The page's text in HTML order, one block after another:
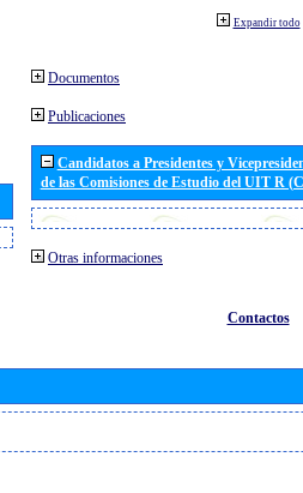
Expandir todo
Documentos
Publicaciones
Candidatos a Presidentes y
de las Comisiones de Estudio del UIT R
Otras informaciones
Contactos